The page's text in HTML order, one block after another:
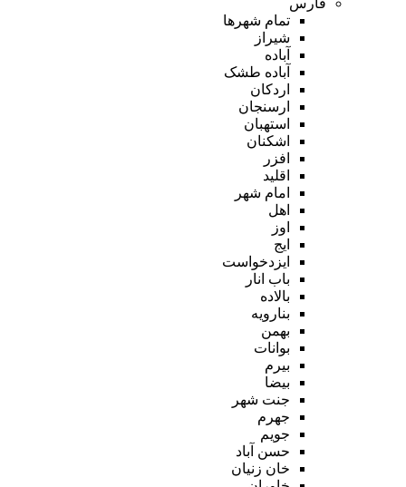
تمام شهر‌ها
شیراز
آباده
آباده طشک
اردکان
ارسنجان
استهبان
اشکنان
افزر
اقلید
امام شهر
اهل
اوز
ایج
ایزدخواست
باب انار
بالاده
بنارویه
بهمن
بوانات
بیرم
بیضا
جنت شهر
جهرم
جویم
حسن آباد
خان زنیان